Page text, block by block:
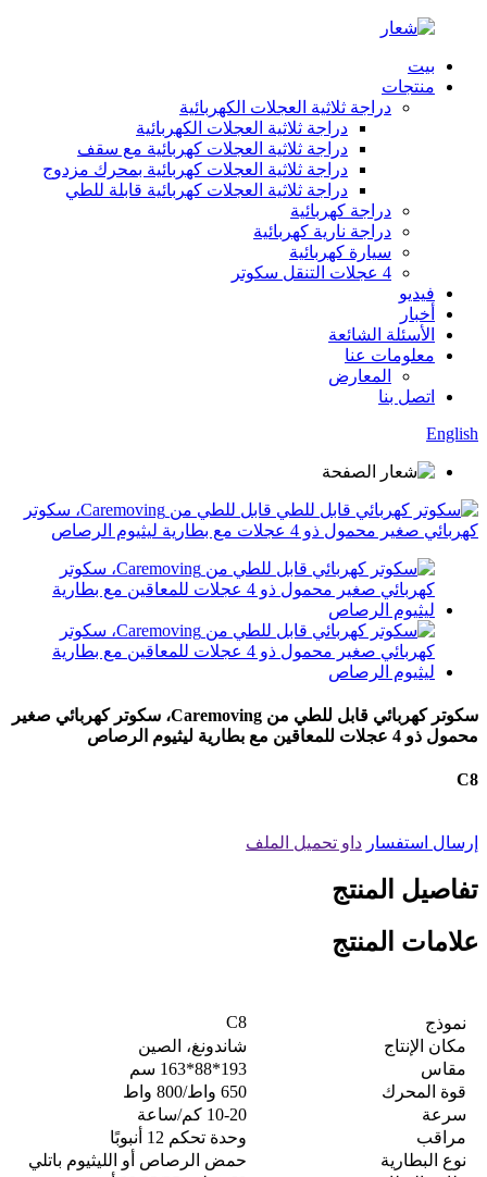
بيت
منتجات
دراجة ثلاثية العجلات الكهربائية
دراجة ثلاثية العجلات الكهربائية
دراجة ثلاثية العجلات كهربائية مع سقف
دراجة ثلاثية العجلات كهربائية بمحرك مزدوج
دراجة ثلاثية العجلات كهربائية قابلة للطي
دراجة كهربائية
دراجة نارية كهربائية
سيارة كهربائية
4 عجلات التنقل سكوتر
فيديو
أخبار
الأسئلة الشائعة
معلومات عنا
المعارض
اتصل بنا
English
سكوتر كهربائي قابل للطي من Caremoving، سكوتر كهربائي صغير
محمول ذو 4 عجلات للمعاقين مع بطارية ليثيوم الرصاص
C8
إرسال استفسار داو تحميل الملف
تفاصيل المنتج
علامات المنتج
نموذج
C8
مكان الإنتاج
شاندونغ، الصين
مقاس
193*88*163 سم
قوة المحرك
650 واط/800 واط
سرعة
10-20 كم/ساعة
مراقب
وحدة تحكم 12 أنبوبًا
نوع البطارية
حمض الرصاص أو الليثيوم باتلي